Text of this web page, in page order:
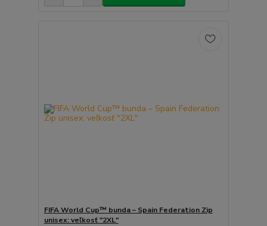
FIFA World Cup™ bunda – Spain Federation Zip
unisex: veľkosť "2XL"